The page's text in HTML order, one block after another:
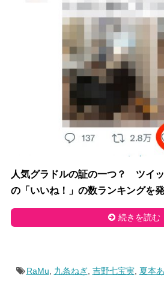
人気グラドルの証の一つ？ ツイ
の「いいね！」の数ランキングを発
続きを読む
RaMu 九条ねぎ, 吉野七宝実, 夏本